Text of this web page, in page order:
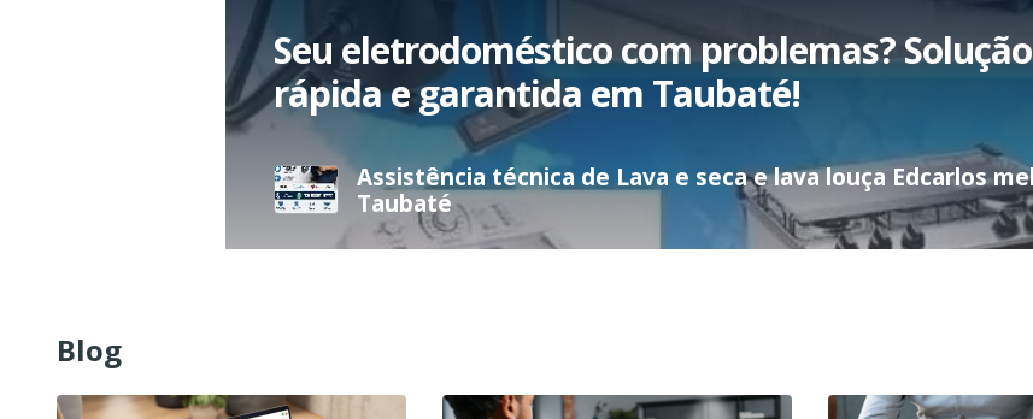
Seu eletrodoméstico com problemas? Solução
rápida e garantida em Taubaté!
Assistência técnica de Lava e seca e lava louça Edcarlos melhor de
Taubaté
Blog